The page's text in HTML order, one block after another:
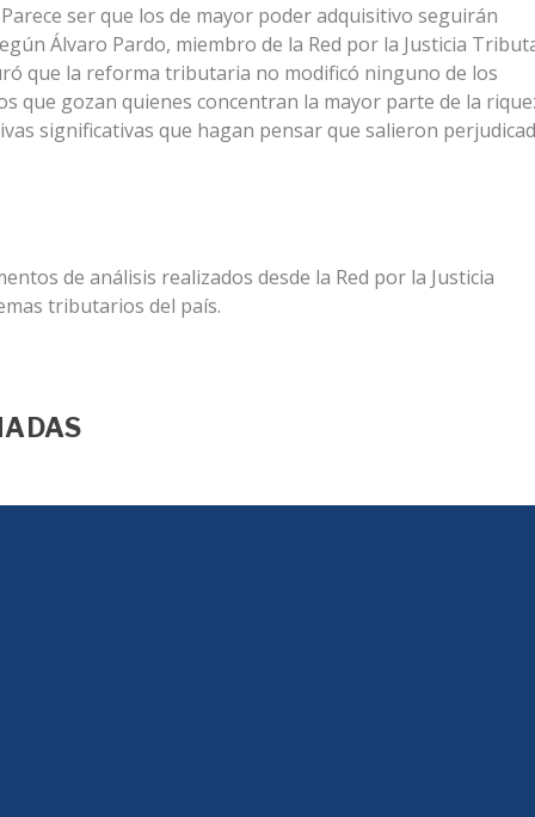
ser que los de mayor poder adquisitivo seguirán
Álvaro Pardo, miembro de la Red por la Justicia
que la reforma tributaria no modificó ninguno de los
que gozan quienes concentran la mayor parte de la
significativas que hagan pensar que salieron
de análisis realizados desde la Red por la Justicia
tributarios del país.